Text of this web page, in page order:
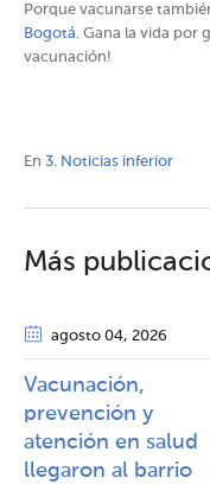
Porque vacunarse
Bogotá. Gana la vida por
vacunación!
En 3. Noticias inferior
Más
agosto 04, 2026
Vacunación,
prevención y
atención en salud
llegaron al barrio